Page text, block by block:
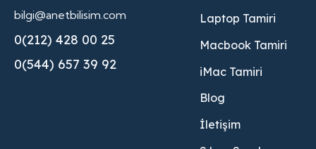
bilgi@anetbilisim.com
0(212) 428 00 25
0(544) 657 39 92
Laptop Tamiri
Macbook Tamiri
iMac Tamiri
Blog
İletişim